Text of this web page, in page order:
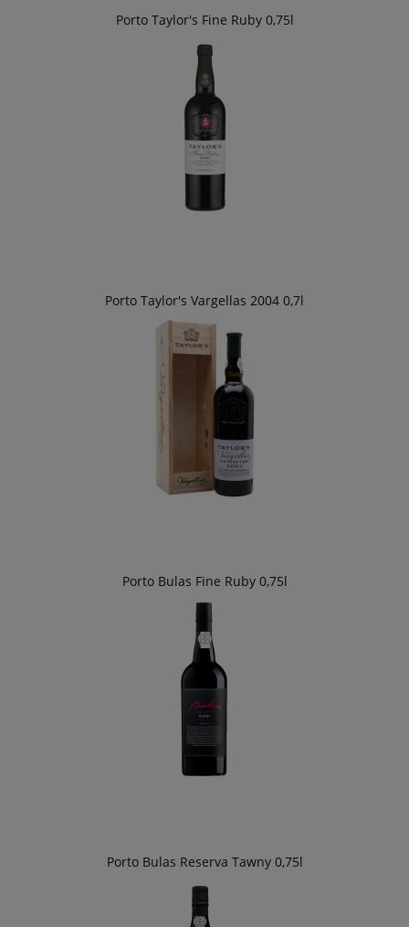
Porto Taylor's Fine Ruby 0,75l
Porto Taylor's Vargellas 2004 0,7l
Porto Bulas Fine Ruby 0,75l
Porto Bulas Reserva Tawny 0,75l